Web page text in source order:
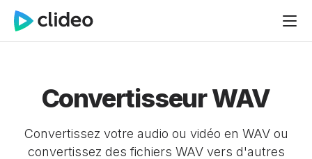
Convertisseur WAV
Convertissez votre audio ou vidéo en WAV ou
convertissez des fichiers WAV vers d'autres